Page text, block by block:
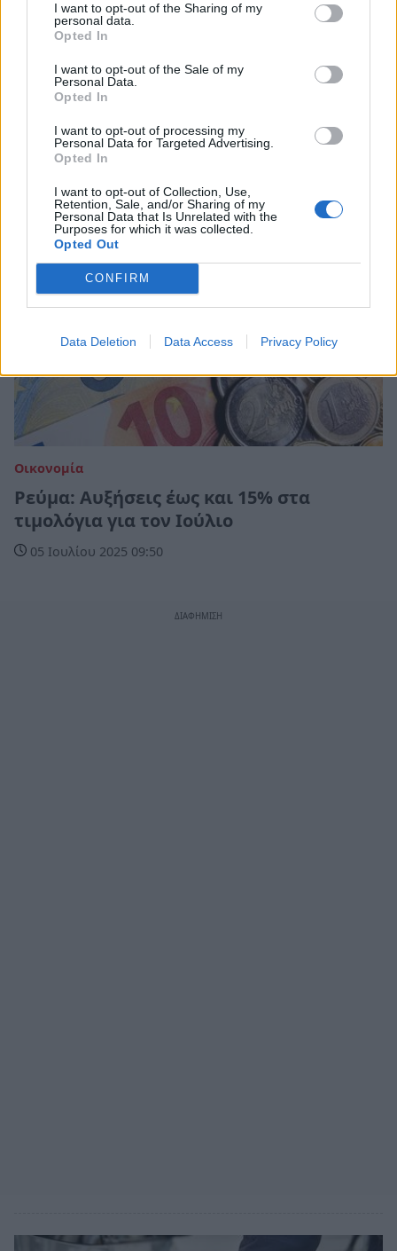
I want to opt-out of the Sharing of my
personal data.
Opted In
I want to opt-out of the Sale of my
Personal Data.
Opted In
I want to opt-out of processing my
Personal Data for Targeted Advertising.
Opted In
I want to opt-out of Collection, Use,
Retention, Sale, and/or Sharing of my
Personal Data that Is Unrelated with the
Purposes for which it was collected.
Opted Out
CONFIRM
Data Deletion Data Access Privacy Policy
Οικονομία
«Πικρός» ο καφές: Η αύξηση των
ανατιμήσεις
19 Σεπτεμβρίου 2025 19:53
Οικονομία
Ρεύμα: Αυξήσεις έως και 15% στα
τιμολόγια για τον Ιούλιο
05 Ιουλίου 2025 09:50